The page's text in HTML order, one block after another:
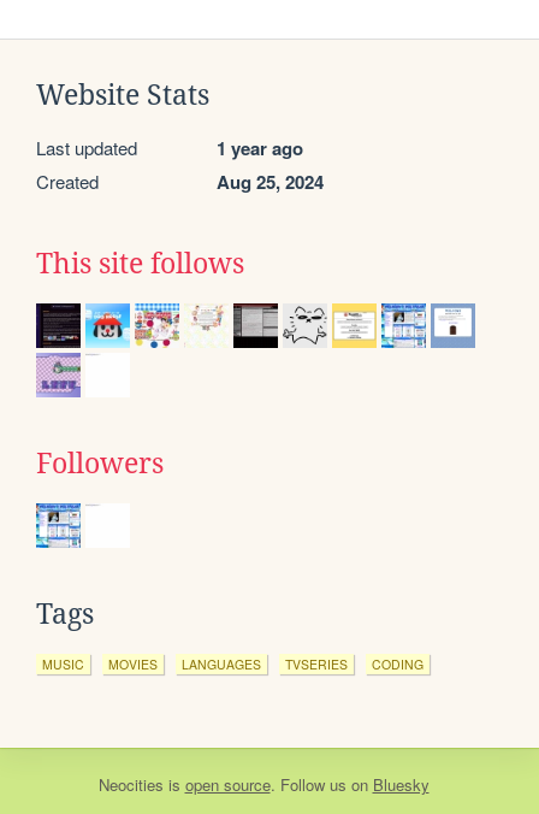
Website Stats
Last updated 1 year ago
Created Aug 25, 2024
This site follows
Followers
Tags
MUSIC MOVIES LANGUAGES TVSERIES CODING
Neocities is open source. Follow us on Bluesky